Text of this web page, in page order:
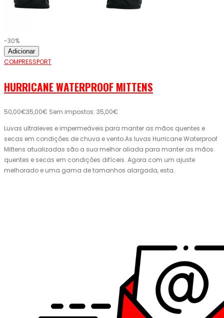
-30%
Adicionar
COMPRESSPORT
HURRICANE WATERPROOF MITTENS
50,00€35,00€ Sem impostos: 35,00€
Luvas ultraleves e impermeáveis ​​para manter as mãos quentes e
secas em condições de chuva e vento.As luvas Hurricane Waterproof
Mittens atualizadas são a sua melhor aliada para manter as mãos
quentes e secas em condições difíceis. Agora com um ajuste
melhorado e uma gama de tamanhos alargada, esta..